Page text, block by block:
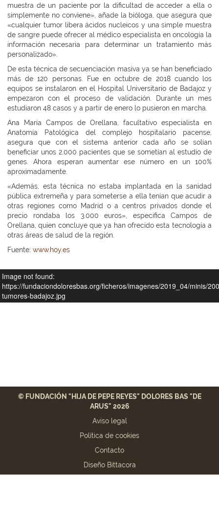
muestra de un paciente por la dificultad de acceder a ella o
simplemente no conviene», añade la bióloga, que asegura que
«cualquier tumor libera ácidos nucleicos y una simple muestra
de sangre puede ofrecer al médico especialista en oncología la
información necesaria para determinar un tratamiento más
personalizado».
De esta técnica de secuenciación masiva ya se han beneficiado
más de 120 personas. Fue en octubre de 2018 cuando los
equipos se instalaron en el Hospital Universitario de Badajoz y
empezaron con el proceso de validación. Durante un mes
estudiaron 48 casos y a partir de enero lo pusieron en marcha.
Ana María Campos de Orellana, facultativo especialista en
Anatomía Patológica del complejo hospitalario pacense,
asegura que con el sistema anterior cada año se solían
beneficiar unos 2.000 pacientes que se sometían al estudio de
genes. Ahora esperan aumentar ese número en un 100%
aproximadamente.
«Además, esta técnica no estaba implantada en la sanidad
pública extremeña y para someterse a ella tenían que acudir a
otras regiones como Madrid o a centros privados donde el
precio rondaba los 3.000 euros», especifica Campos de
Orellana, quien concluye que ya han ofrecido esta tecnología a
otras áreas de salud de la región.
Fuente: www.hoy.es
Image not found:
https://fundaciondoloresbas.org/ficheros/imagenes/2019_04/minis/
tumores-badajoz.jpg
© FUNDACIÓN "HIJA DE PEPE REYES" DOLORES BAS "DE
ARUS" 2026
Aviso legal
Política de cookies
Contacto
Diseño Bittacora